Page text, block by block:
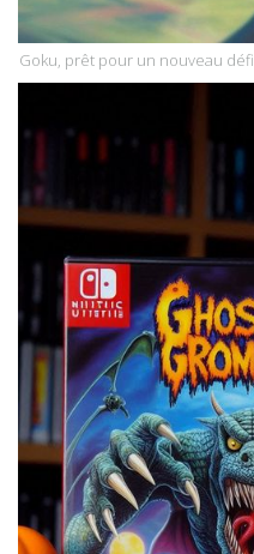
Goku, prêt pour un nouveau défi